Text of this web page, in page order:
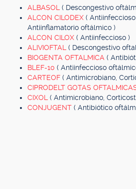
ALBASOL ( Descongestivo
ALCON CILODEX (
Antiinflamatorio oftálmico )
ALCON CILOX ( Antiinfeccioso )
ALIVIOFTAL ( Descongestivo
BIOGENTA OFTALMICA (
BLEF-10 ( Antiinfeccioso
CARTEOF ( Antimicrobiano,
CIPRODELT GOTAS
CIXOL ( Antimicrobiano,
CONJUGENT ( Antibiótico